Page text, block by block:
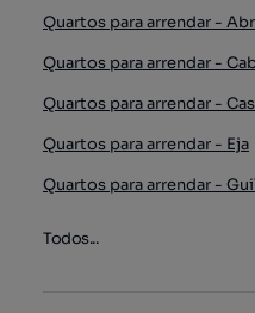
Quartos para arrendar -
Quartos para arrendar -
Quartos para arrendar -
Quartos para arrendar - Eja
Quartos para arrendar -
Todos...